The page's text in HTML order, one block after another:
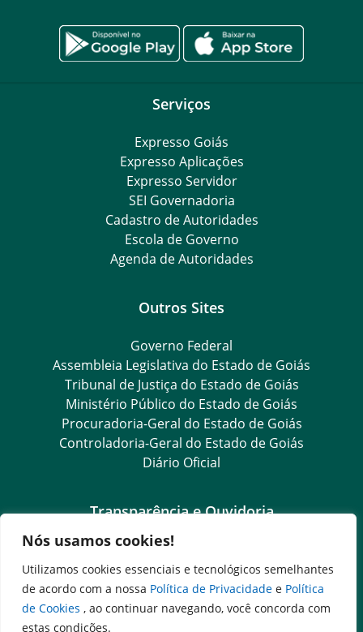
Nós usamos cookies!
Utilizamos cookies essenciais e tecnológicos semelhantes
de acordo com a nossa Política de Privacidade e Política
de Cookies , ao continuar navegando, você concorda com
estas condições.
Serviços
Expresso Goiás
Expresso Aplicações
Expresso Servidor
SEI Governadoria
Cadastro de Autoridades
Escola de Governo
Agenda de Autoridades
Outros Sites
Governo Federal
Assembleia Legislativa do Estado de Goiás
Tribunal de Justiça do Estado de Goiás
Ministério Público do Estado de Goiás
Procuradoria-Geral do Estado de Goiás
Controladoria-Geral do Estado de Goiás
Diário Oficial
Transparência e Ouvidoria
LGPD
Goiás Transparência
Dados Abertos Goiás
e-SIC
SIC – Serviço de Informação ao Cidadão